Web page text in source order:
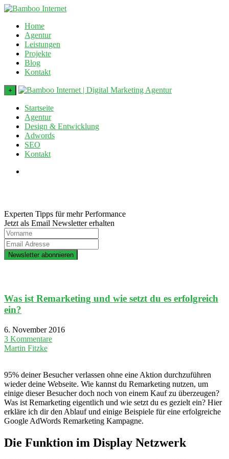
Home
Agentur
Leistungen
Projekte
Blog
Kontakt
+
Startseite
Agentur
Design & Entwicklung
Adwords
SEO
Kontakt
Experten Tipps für mehr Performance
Jetzt als Email Newsletter erhalten
Was ist Remarketing und wie setzt du es erfolgreich
ein?
6. November 2016
3 Kommentare
Martin Fitzke
95% deiner Besucher verlassen ohne eine Aktion durchzuführen
wieder deine Webseite. Wie kannst du Remarketing nutzen, um
einige dieser Besucher doch noch von einem Kauf zu überzeugen?
Was ist Remarketing eigentlich und wie setzt du es gezielt ein? Hier
erkläre ich dir den Ablauf und einige Beispiele für eine erfolgreiche
Google AdWords Remarketing Kampagne.
Die Funktion im Display Netzwerk